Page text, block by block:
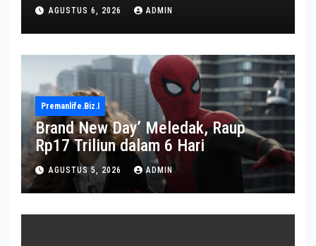
AGUSTUS 6, 2026 ADMIN
Premanlife.biz.i
Brand New Day’ Meledak, Raup
Rp17 Triliun dalam 6 Hari
AGUSTUS 5, 2026 ADMIN